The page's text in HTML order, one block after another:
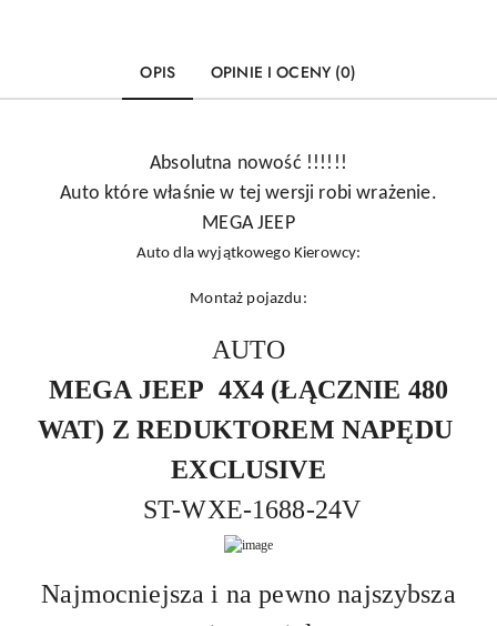
OPIS OPINIE I OCENY (0)
Absolutna nowość !!!!!!
Auto które właśnie w tej wersji robi wrażenie.
MEGA JEEP
Auto dla wyjątkowego Kierowcy:
Montaż pojazdu:
AUTO
MEGA JEEP 4X4 (ŁĄCZNIE 480
WAT) Z REDUKTOREM NAPĘDU
EXCLUSIVE
ST-WXE-1688-24V
Najmocniejsza i na pewno najszybsza